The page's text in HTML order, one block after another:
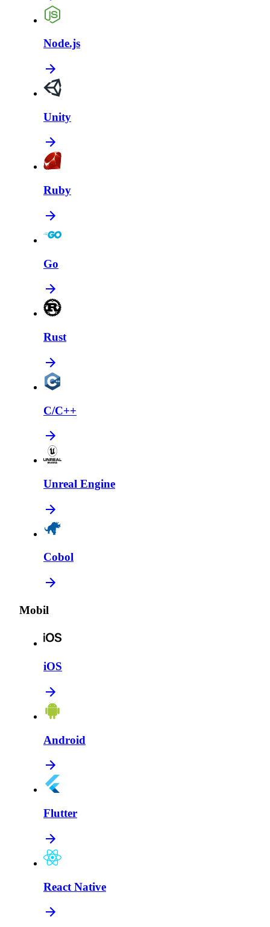
Node.js
Unity
Ruby
Go
Rust
C/C++
Unreal Engine
Cobol
Mobil
iOS
Android
Flutter
React Native